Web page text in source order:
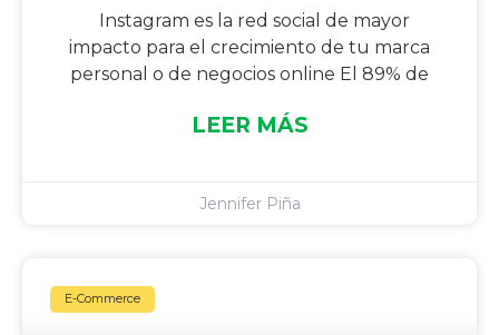
Instagram es la red social de mayor
impacto para el crecimiento de tu marca
personal o de negocios online El 89% de
LEER MÁS
Jennifer Piña
E-Commerce